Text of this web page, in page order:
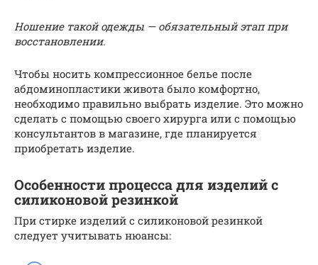
Ношение такой одежды — обязательный этап при
восстановлении.
Чтобы носить компрессионное белье после
абдоминопластики живота было комфортно,
необходимо правильно выбрать изделие. Это можно
сделать с помощью своего хирурга или с помощью
консультантов в магазине, где планируется
приобретать изделие.
Особенности процесса для изделий с
силиконовой резинкой
При стирке изделий с силиконовой резинкой
следует учитывать нюансы: